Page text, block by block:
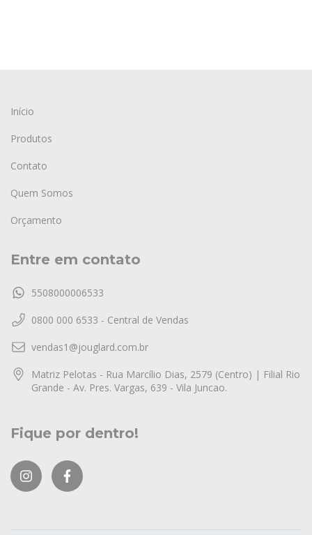
Início
Produtos
Contato
Quem Somos
Orçamento
Entre em contato
5508000006533
0800 000 6533 - Central de Vendas
vendas1@jouglard.com.br
Matriz Pelotas - Rua Marcílio Dias, 2579 (Centro) | Filial Rio
Grande - Av. Pres. Vargas, 639 - Vila Juncao.
Fique por dentro!